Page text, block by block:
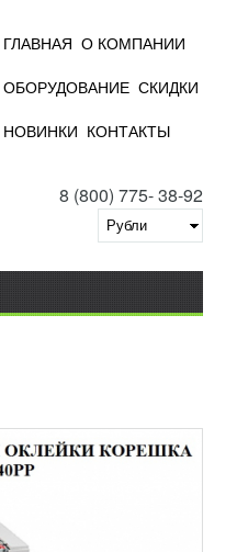
ГЛАВНАЯ О КОМПАНИИ
ОБОРУДОВАНИЕ СКИДКИ
НОВИНКИ КОНТАКТЫ
8 (800) 775- 38-92
ДЛЯ
книжного блока
на полиграфических
масштабов.
Добавить в сравнение
DF-450W